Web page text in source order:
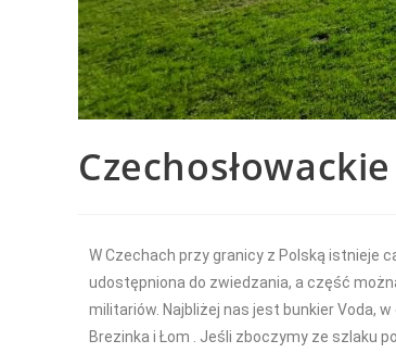
W Czechach przy granicy z Polską istnieje
udostępniona do zwiedzania, a część
militariów. Najbliżej nas jest bunkier Voda,
Brezinka i Łom . Jeśli zboczymy ze szlaku